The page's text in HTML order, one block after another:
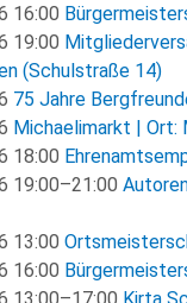
16:00
19:00
(Schulstraße 14)
75 Jahre
Michaelimarkt | Ort:
18:00
19:00–21:00
13:00
16:00